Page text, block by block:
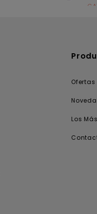
Ofertas
Los